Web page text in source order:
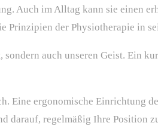
Auch im Alltag kann sie einen
Prinzipien der Physiotherapie in
auch unseren Geist. Ein
Eine ergonomische Einrichtung
darauf, regelmäßig Ihre Position